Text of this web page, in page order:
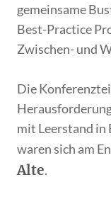
gemeinsame
Best-Practice
Zwischen- und
Die
mit Leerstand in
waren sich am
Alte.